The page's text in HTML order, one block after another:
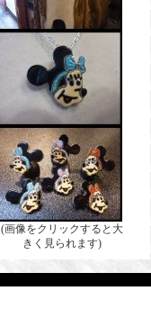
(画像をクリックすると大
きく見られます)